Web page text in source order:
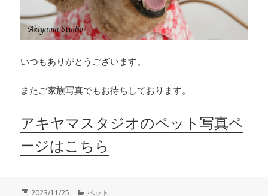
いつもありがとうございます。
またご家族写真でもお待ちしております。
アキヤマスタジオのペット写真ペ
ージはこちら
投
2023/11/25
カ
ペット